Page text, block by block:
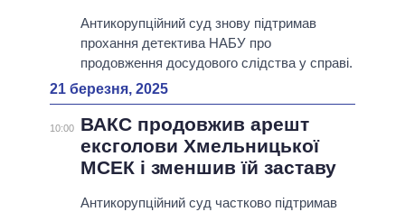
Антикорупційний суд знову підтримав
прохання детектива НАБУ про
продовження досудового слідства у справі.
21 березня, 2025
10:00
ВАКС продовжив арешт
ексголови Хмельницької
МСЕК і зменшив їй заставу
Антикорупційний суд частково підтримав